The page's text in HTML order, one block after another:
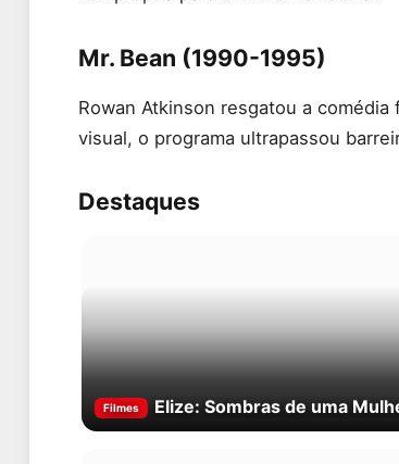
Mr. Bean (1990-1995)
Rowan Atkinson resgatou a
visual, o programa ultrapassou
Destaques
Filmes Elize: Sombras de uma